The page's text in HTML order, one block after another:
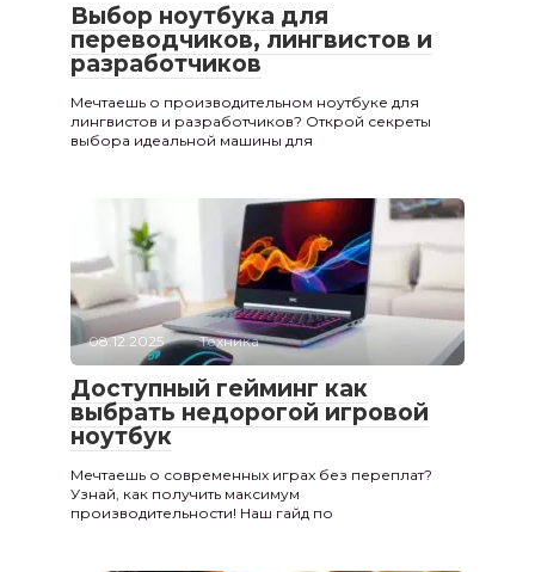
Выбор ноутбука для
переводчиков, лингвистов и
разработчиков
Мечтаешь о производительном ноутбуке для
лингвистов и разработчиков? Открой секреты
выбора идеальной машины для
08.12.2025 Техника
Доступный гейминг как
выбрать недорогой игровой
ноутбук
Мечтаешь о современных играх без переплат?
Узнай, как получить максимум
производительности! Наш гайд по